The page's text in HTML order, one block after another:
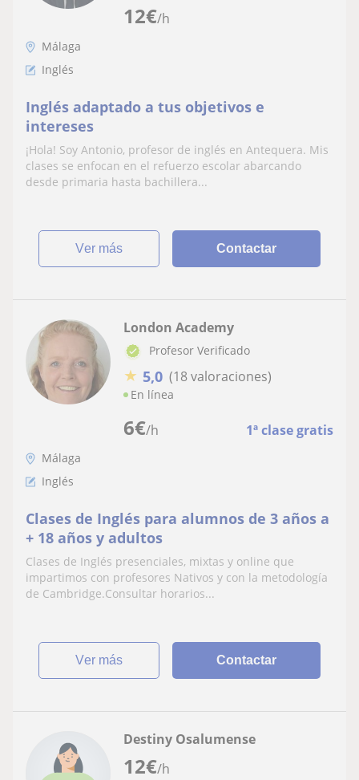
12€/h
Málaga
Inglés
Inglés adaptado a tus objetivos e
intereses
¡Hola! Soy Antonio, profesor de inglés en Antequera. Mis
clases se enfocan en el refuerzo escolar abarcando
desde primaria hasta bachillera...
ver más Contactar
6€/h 1ª clase gratis
London Academy
Profesor Verificado
★ 5,0 (18 valoraciones)
En línea
Málaga
Inglés
Clases de Inglés para alumnos de 3 años a
+ 18 años y adultos
Clases de Inglés presenciales, mixtas y online que
impartimos con profesores Nativos y con la metodología
de Cambridge.Consultar horarios...
ver más Contactar
12€/h
Destiny Osalumense